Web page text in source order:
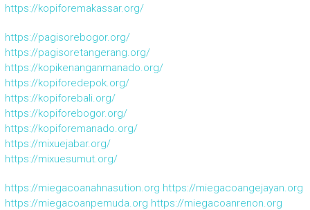
https://kopiforemakassar.org/
https://pagisorebogor.org/
https://pagisoretangerang.org/
https://kopikenanganmanado.org/
https://kopiforedepok.org/
https://kopiforebali.org/
https://kopiforebogor.org/
https://kopiforemanado.org/
https://mixuejabar.org/
https://mixuesumut.org/
https://miegacoanahnasution.org https://miegacoangejayan.org
https://miegacoanpemuda.org https://miegacoanrenon.org